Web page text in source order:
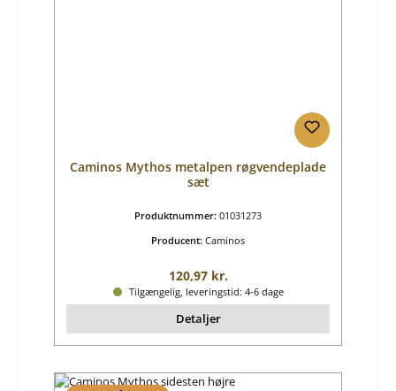
Caminos Mythos metalpen røgvendeplade
sæt
Produktnummer: 01031273
Producent: Caminos
Almindelig pris:
120,97 kr.
Tilgængelig, leveringstid: 4-6 dage
Detaljer